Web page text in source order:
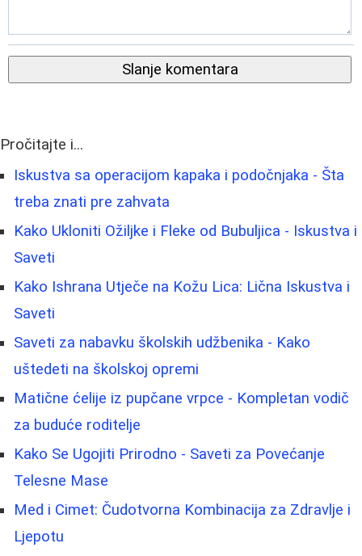
Slanje komentara
Pročitajte i...
Iskustva sa operacijom kapaka i podočnjaka - Šta
treba znati pre zahvata
Kako Ukloniti Ožiljke i Fleke od Bubuljica - Iskustva i
Saveti
Kako Ishrana Utječe na Kožu Lica: Lična Iskustva i
Saveti
Saveti za nabavku školskih udžbenika - Kako
uštedeti na školskoj opremi
Matične ćelije iz pupčane vrpce - Kompletan vodič
za buduće roditelje
Kako Se Ugojiti Prirodno - Saveti za Povećanje
Telesne Mase
Med i Cimet: Čudotvorna Kombinacija za Zdravlje i
Ljepotu